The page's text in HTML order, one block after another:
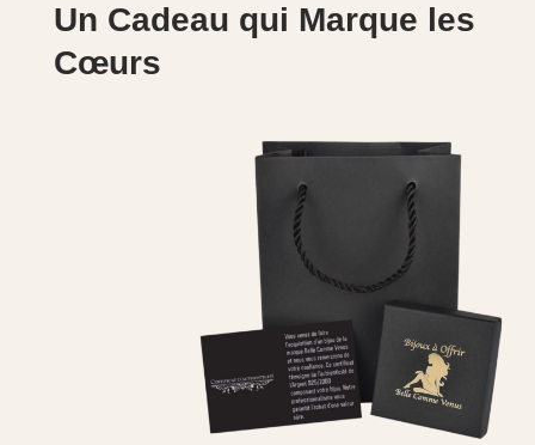
Un Cadeau qui Marque les
Cœurs